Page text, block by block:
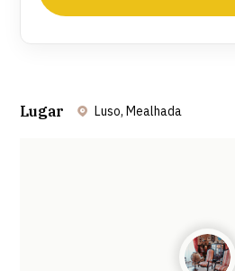
Lugar Luso, Mealhada